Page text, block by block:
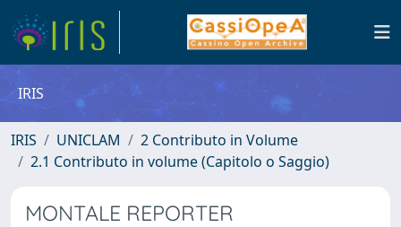
IRIS
IRIS UNICLAM
2 Contributo in Volume
2.1 Contributo in volume (Capitolo o Saggio)
MONTALE REPORTER